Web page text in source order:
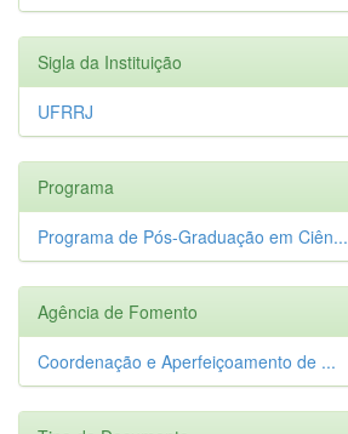
Sigla da Instituição
UFRRJ
Programa
Programa de Pós-Graduação em Ciên...
Agência de Fomento
Coordenação e Aperfeiçoamento de ...